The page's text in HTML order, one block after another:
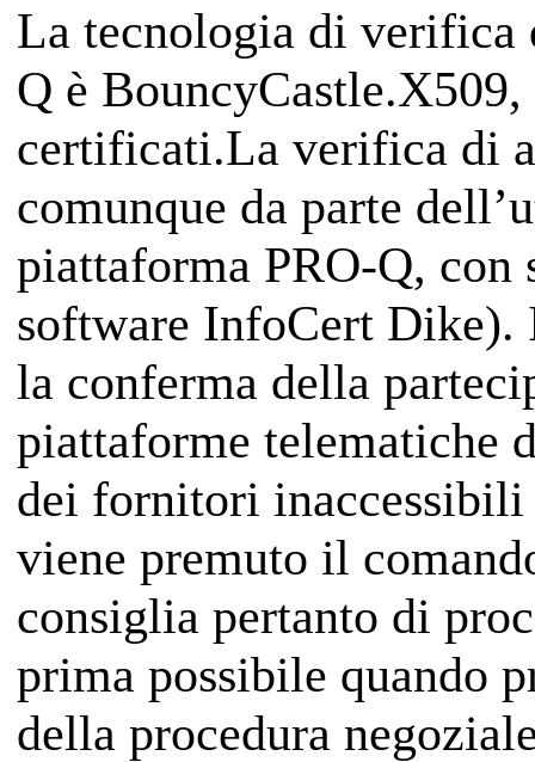
La tecnologia di verifica
Q è
certificati.La verifica di
comunque da parte
piattaforma PRO-Q,
software InfoCert Dike).
la conferma della
piattaforme telematiche
dei fornitori inaccessibili
viene premuto il
consiglia pertanto di
prima possibile quando
della procedura